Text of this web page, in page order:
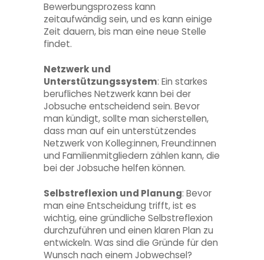
Bewerbungsprozess kann
zeitaufwändig sein, und es kann einige
Zeit dauern, bis man eine neue Stelle
findet.
Netzwerk und
Unterstützungssystem: Ein starkes
berufliches Netzwerk kann bei der
Jobsuche entscheidend sein. Bevor
man kündigt, sollte man sicherstellen,
dass man auf ein unterstützendes
Netzwerk von Kolleg:innen, Freund:innen
und Familienmitgliedern zählen kann, die
bei der Jobsuche helfen können.
Selbstreflexion und Planung: Bevor
man eine Entscheidung trifft, ist es
wichtig, eine gründliche Selbstreflexion
durchzuführen und einen klaren Plan zu
entwickeln. Was sind die Gründe für den
Wunsch nach einem Jobwechsel?